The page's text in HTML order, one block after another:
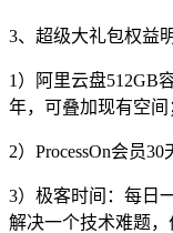
3、超级大礼包权益
1）阿里云盘512GB
年，可叠加现有空间
2）ProcessOn会员
3）极客时间：每日
解决一个技术难题，